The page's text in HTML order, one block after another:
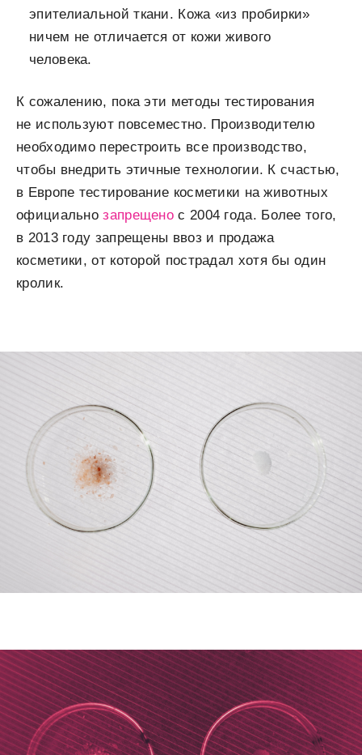
эпителиальной ткани. Кожа «из пробирки»
ничем не отличается от кожи живого
человека.
К сожалению, пока эти методы тестирования
не используют повсеместно. Производителю
необходимо перестроить все производство,
чтобы внедрить этичные технологии. К счастью,
в Европе тестирование косметики на животных
официальнозапрещено с 2004 года. Более того,
в 2013 году запрещены ввоз и продажа
косметики, от которой пострадал хотя бы один
кролик.